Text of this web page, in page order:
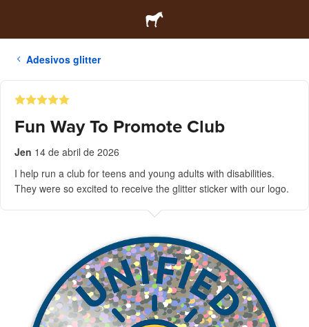
Adesivos glitter
Fun Way To Promote Club
Jen 14 de abril de 2026
I help run a club for teens and young adults with disabilities.
They were so excited to receive the glitter sticker with our logo.